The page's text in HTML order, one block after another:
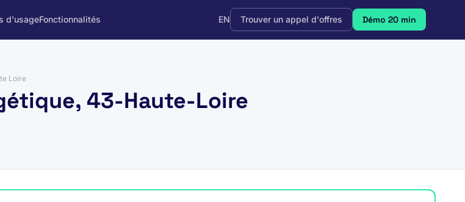
d'usageFonctionnalités EN Trouver un appel d'offres Démo 20 min
Loire
43-Haute-Loire